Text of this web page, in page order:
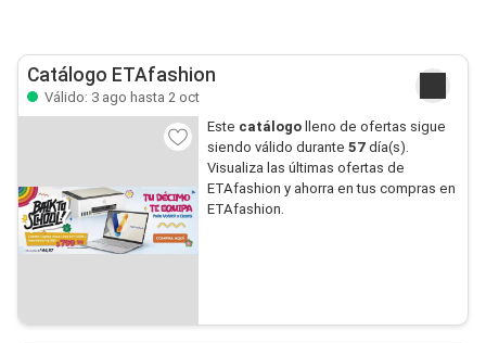
Catálogo ETAfashion
Válido: 3 ago hasta 2 oct
Este catálogo lleno de ofertas sigue
siendo válido durante 57día(s).
Visualiza las últimas ofertas de
ETAfashion y ahorra en tus compras en
ETAfashion.